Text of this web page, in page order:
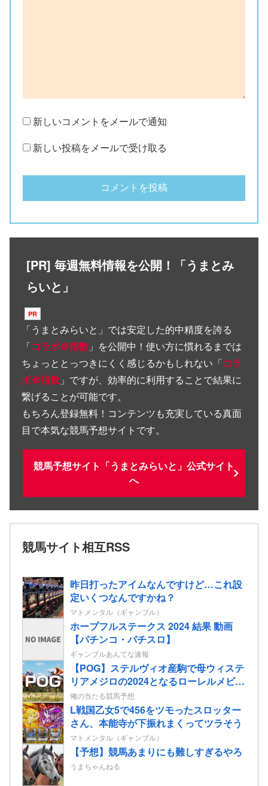
新しいコメントをメールで通知
新しい投稿をメールで受け取る
[PR] 毎週無料情報を公開！「うまとみ
らいと」
「うまとみらいと 」では安定した的中精度を誇る
「コラボ＠指数 」を公開中！使い方に慣れるまでは
ちょっととっつきにくく感じるかもしれない「コラ
ボ＠指数 」ですが、効率的に利用することで結果に
繋げることが可能です。
もちろん登録無料！コンテンツも充実している真面
目で本気な競馬予想サイトです。
競馬予想サイト「うまとみらいと」公式サイト
へ
競馬サイト相互RSS
昨日打ったアイムなんですけど…これ設
定いくつなんですかね？
マトメンタル（ギャンブル）
ホープフルステークス 2024 結果 動画
【パチンコ・パチスロ】
ギャンブルあんてな速報
【POG】ステルヴィオ産駒で母ウィステ
リアメジロの2024となるローレルメビウ
スの2歳情報
俺の当たる競馬予想
L戦国乙女5で456をツモったスロッター
さん、本能寺が下振れまくってツラそう
マトメンタル（ギャンブル）
【予想】競馬あまりにも難しすぎるやろ
うまちゃんねる